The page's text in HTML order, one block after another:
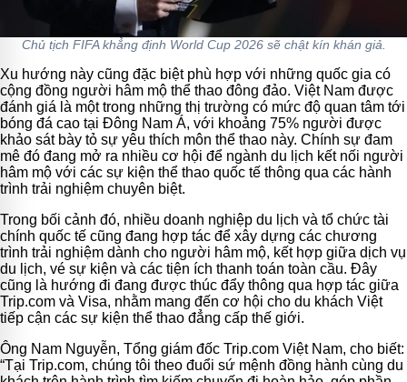
Chủ tịch FIFA khẳng định World Cup 2026 sẽ chật kín khán giả.
Xu hướng này cũng đặc biệt phù hợp với những quốc gia có
cộng đồng người hâm mộ thể thao đông đảo. Việt Nam được
đánh giá là một trong những thị trường có mức độ quan tâm tới
bóng đá cao tại Đông Nam Á, với khoảng 75% người được
khảo sát bày tỏ sự yêu thích môn thể thao này. Chính sự đam
mê đó đang mở ra nhiều cơ hội để ngành du lịch kết nối người
hâm mộ với các sự kiện thể thao quốc tế thông qua các hành
trình trải nghiệm chuyên biệt.
Trong bối cảnh đó, nhiều doanh nghiệp du lịch và tổ chức tài
chính quốc tế cũng đang hợp tác để xây dựng các chương
trình trải nghiệm dành cho người hâm mộ, kết hợp giữa dịch vụ
du lịch, vé sự kiện và các tiện ích thanh toán toàn cầu. Đây
cũng là hướng đi đang được thúc đẩy thông qua hợp tác giữa
Trip.com và Visa, nhằm mang đến cơ hội cho du khách Việt
tiếp cận các sự kiện thể thao đẳng cấp thế giới.
Ông Nam Nguyễn, Tổng giám đốc Trip.com Việt Nam, cho biết:
“Tại Trip.com, chúng tôi theo đuổi sứ mệnh đồng hành cùng du